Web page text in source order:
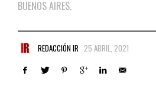
BUENOS AIRES.
REDACCIÓN IR 25 ABRIL, 2021